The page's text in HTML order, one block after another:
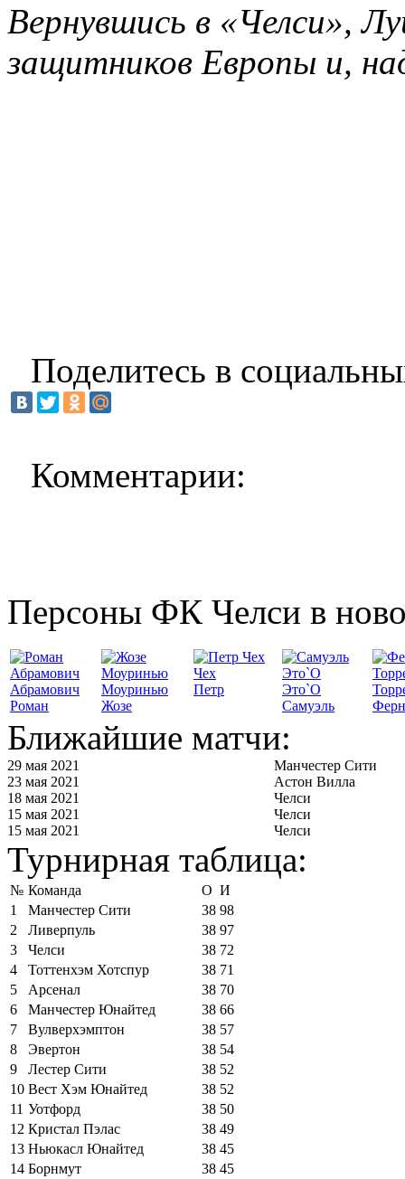
Вернувшись в «Челси»,
защитников Европы и,
Поделитесь в
Комментарии:
Персоны ФК Челси в
Абрамович
Роман
Моуринью
Жозе
Чех
Петр
Это`О
Самуэль
Ближайшие матчи:
29 мая 2021
Манчестер Сити
23 мая 2021
Астон Вилла
18 мая 2021
Челси
15 мая 2021
Челси
15 мая 2021
Челси
Турнирная таблица:
№ Команда О И
1
Манчестер Сити 38 98
2
Ливерпуль 38 97
3
Челси 38 72
4
Тоттенхэм Хотспур 38 71
5
Арсенал 38 70
6
Манчестер Юнайтед 38 66
7
Вулверхэмптон 38 57
8
Эвертон 38 54
9
Лестер Сити 38 52
10 Вест Хэм Юнайтед 38 52
11 Уотфорд 38 50
12 Кристал Пэлас 38 49
13 Ньюкасл Юнайтед 38 45
14 Борнмут 38 45